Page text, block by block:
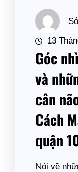
13
Góc
và
cân
Cách
quận
Nói về